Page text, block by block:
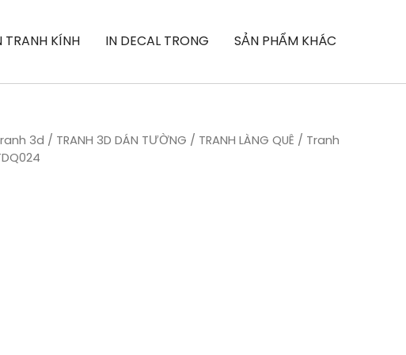
TRANH KÍNH IN DECAL TRONG SẢN PHẨM KHÁC
3d / TRANH 3D DÁN TƯỜNG / TRANH LÀNG QUÊ / Tranh